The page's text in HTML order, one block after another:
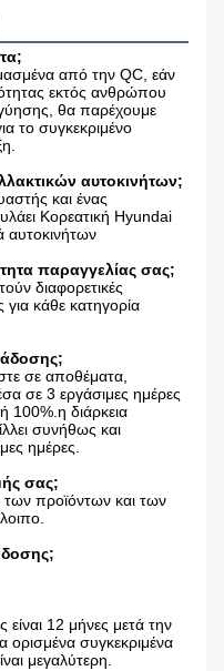
από την QC, εάν
εκτός ανθρώπου
θα παρέχουμε
το συγκεκριμένο
αυτοκινήτων;
και ένας
Κορεατική Hyundai
αυτοκινήτων
παραγγελίας σας;
διαφορετικές
για κάθε κατηγορία
σε αποθέματα,
σε 3 εργάσιμες ημέρες
100%.η διάρκεια
συνήθως και
ημέρες.
σας;
των προϊόντων και των
12 μήνες μετά την
συγκεκριμένα
μεγαλύτερη.